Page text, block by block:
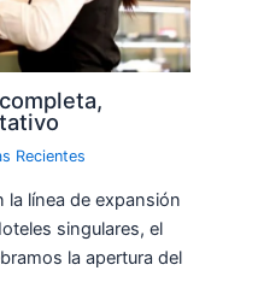
Recientes
la línea de expansión
singulares, el
la apertura del